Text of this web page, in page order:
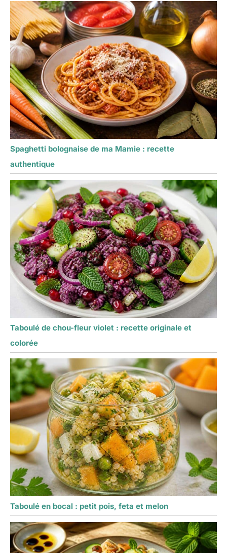
Spaghetti bolognaise de ma Mamie : recette
authentique
Taboulé de chou-fleur violet : recette originale et
colorée
Taboulé en bocal : petit pois, feta et melon